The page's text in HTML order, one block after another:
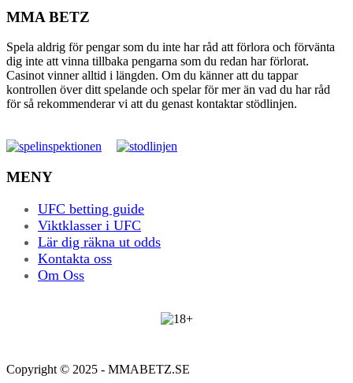
MMA BETZ
Spela aldrig för pengar som du inte har råd att förlora och förvänta
dig inte att vinna tillbaka pengarna som du redan har förlorat.
Casinot vinner alltid i längden. Om du känner att du tappar
kontrollen över ditt spelande och spelar för mer än vad du har råd
för så rekommenderar vi att du genast kontaktar stödlinjen.
MENY
UFC betting guide
Viktklasser i UFC
Lär dig räkna ut odds
Kontakta oss
Om Oss
Copyright © 2025 - MMABETZ.SE